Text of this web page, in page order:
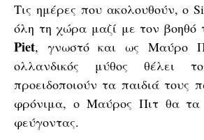
Τις ημέρες που ακολουθούν, ο
όλη τη χώρα μαζί με τον βοηθό
Piet, γνωστό και ως Μαύρο
ολλανδικός μύθος θέλει
προειδοποιούν τα παιδιά τους
φρόνιμα, ο Μαύρος Πιτ θα τα
φεύγοντας.